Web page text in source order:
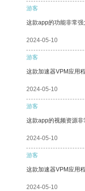
游客
这款app的功能非常强
2024-05-10
游客
这款加速器VPM应用
2024-05-10
游客
这款app的视频资源非
2024-05-10
游客
这款加速器VPM应用
2024-05-10